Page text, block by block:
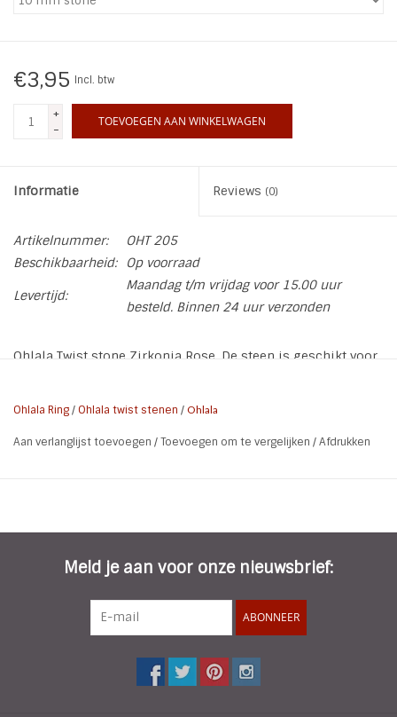
SALE
€3,95 Incl. btw
+
-
TOEVOEGEN AAN WINKELWAGEN
Informatie Reviews (0)
Artikelnummer:
OHT 205
Beschikbaarheid:
Op voorraad
Levertijd:
Maandag t/m vrijdag voor 15.00 uur
besteld. Binnen 24 uur verzonden
Ohlala Twist stone Zirkonia Rose. De steen is geschikt voor
Ohlala Ring/Ohlala twist stenen / Ohlala
Aan verlanglijst toevoegen /Toevoegen om te vergelijken /Afdrukken
Meld je aan voor onze nieuwsbrief:
ABONNEER